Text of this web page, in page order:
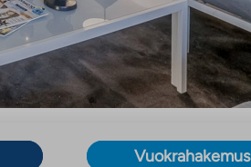
Vuokrahakemus